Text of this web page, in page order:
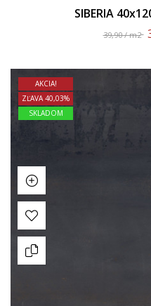
SIBERIA
39,90 / m2
AKCIA!
ZĽAVA 40,03%
SKLADOM